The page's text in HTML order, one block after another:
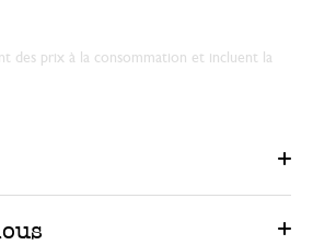
des prix à la consommation et incluent la